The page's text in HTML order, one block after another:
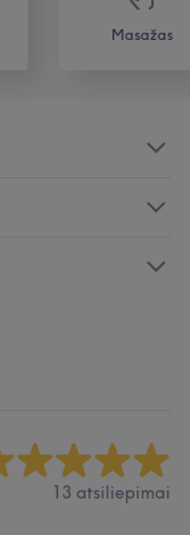
Masažas
13 atsiliepimai